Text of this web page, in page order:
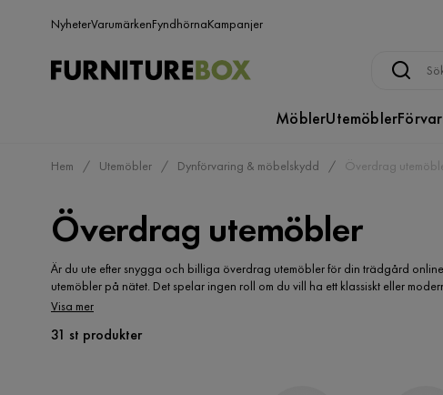
NyheterVarumärkenFyndhörnaKampanjer
MöblerUtemöbler
Hem Utemöbler Dynförvaring & möbelskydd Överdrag
Överdrag utemöbler
Är du ute efter snygga och billiga överdrag utemöbler för din trädgård
utemöbler på nätet. Det spelar ingen roll om du vill ha ett klassiskt eller
trädgårdsmöbler. Är du ute efter billiga överdrag till trädgården? Du kanske
mängd prisvärda möbelskydd att skydda dina utemöbler med. Möbelskydd
Visa mer
31 st produkter